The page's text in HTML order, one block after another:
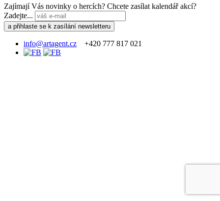
Zajímají Vás novinky o hercích? Chcete zasílat kalendář akcí?
Zadejte...
info@artagent.cz +420 777 817 021